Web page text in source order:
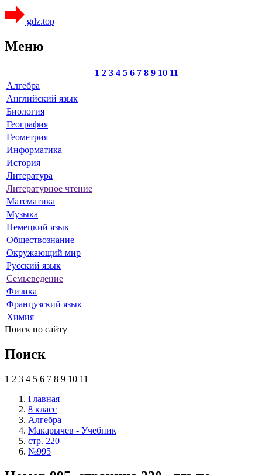
gdz.top
Меню
1 2 3 4 5 6 7 8 9 10 11
Алгебра
Английский язык
Биология
География
Геометрия
Информатика
История
Литература
Литературное чтение
Математика
Музыка
Немецкий язык
Обществознание
Окружающий мир
Русский язык
Семьеведение
Физика
Французский язык
Химия
Поиск по сайту
Поиск
1 2 3 4 5 6 7 8 9 10 11
Главная
8 класс
Алгебра
Макарычев - Учебник
стр. 220
№995